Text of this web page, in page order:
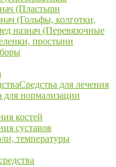
(Пластыри
(Гольфы, колготки,
назнач (Перевязочные
простыни
Средства для лечения
для нормализации
костей
суставов
температуры